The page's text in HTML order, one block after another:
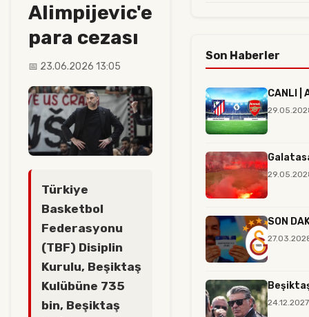
Alimpijevic'e
para cezası
📅 23.06.2026 13:05
Türkiye
Basketbol
Federasyonu
(TBF) Disiplin
Kurulu, Beşiktaş
Kulübüne 735
bin, Beşiktaş
Son Haberler
CANLI |
SON